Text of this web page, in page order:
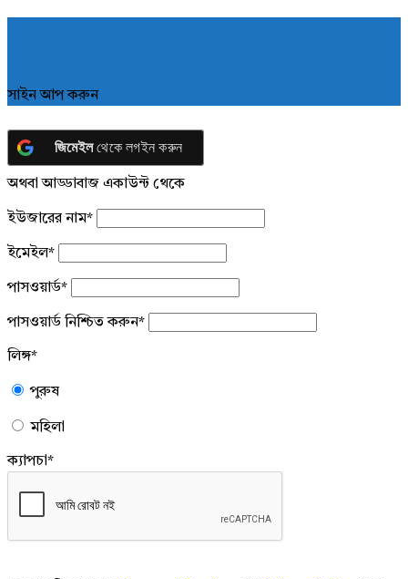
সাইন আপ করুন
জিমেইলথেকে লগইন করুন
অথবা আড্ডাবাজ একাউন্ট থেকে
ইউজারের নাম*
ইমেইল*
পাসওয়ার্ড*
পাসওয়ার্ড নিশ্চিত করুন*
লিঙ্গ*
পুরুষ
মহিলা
ক্যাপচা*